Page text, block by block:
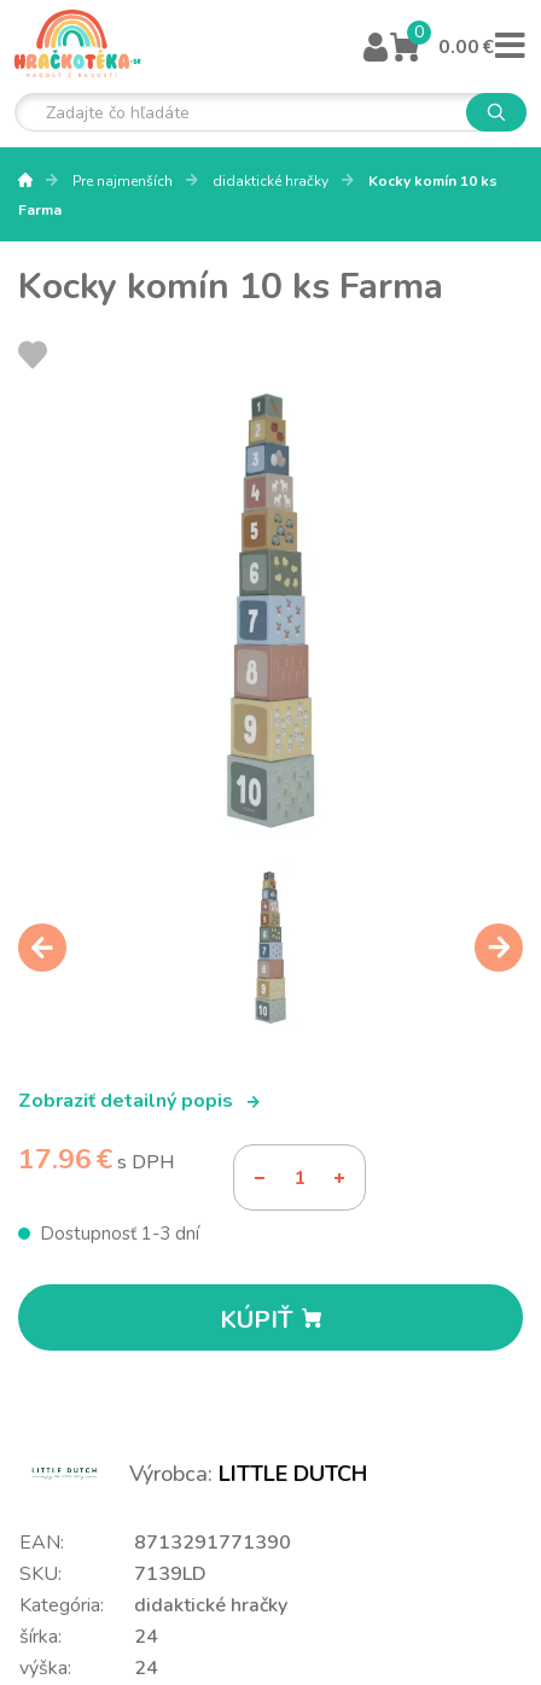
0
0.00 €
Pre najmenších didaktické hračky
Kocky komín 10 ks
Farma
Kocky komín 10 ks Farma
Zobraziť detailný popis
17.96 €s DPH
Dostupnosť 1-3 dní
KÚPIŤ
Výrobca: LITTLE DUTCH
EAN:
8713291771390
SKU:
7139LD
Kategória:
didaktické hračky
šírka:
24
výška:
24